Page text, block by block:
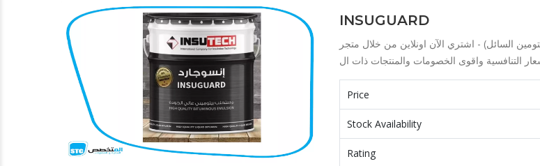
INSUGUARD
السائل) - اشتري الآن اونلاين من خلال متجر
Price
Stock Availability
Rating